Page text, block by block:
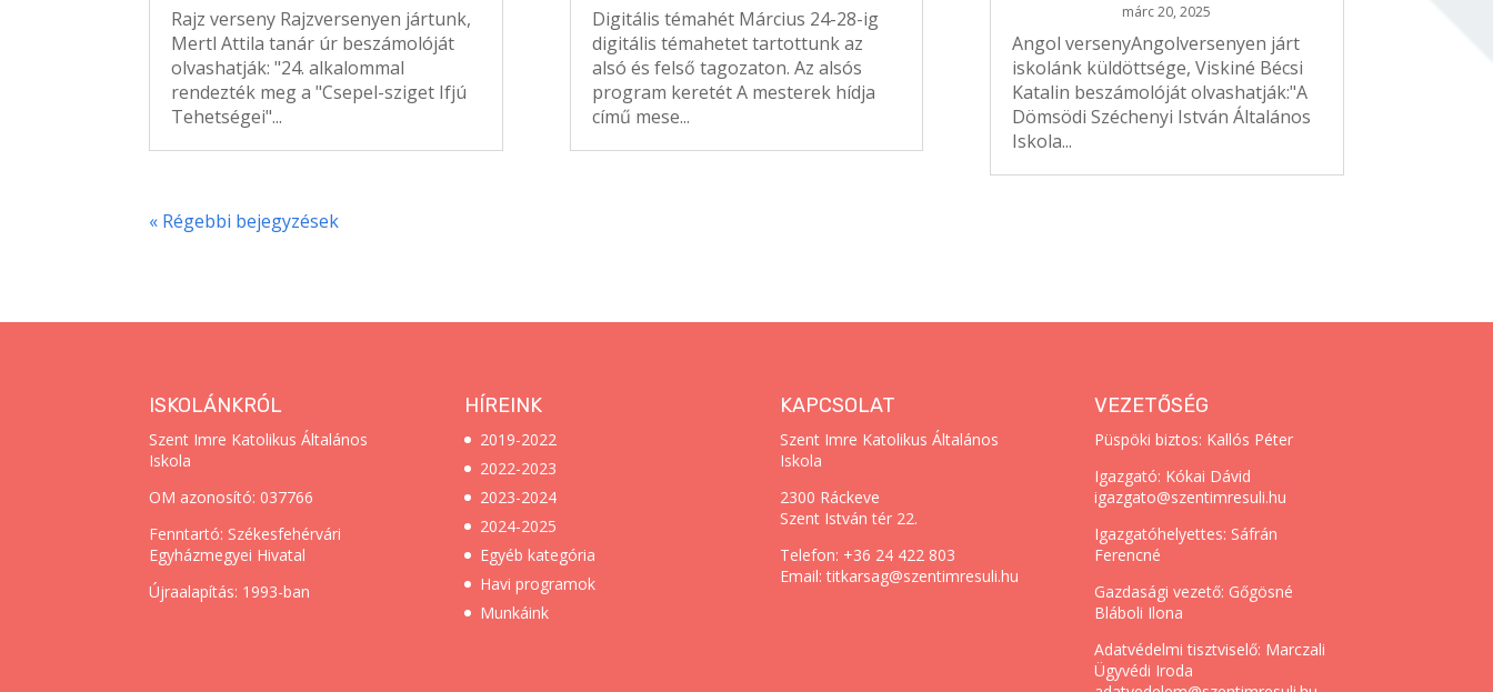
Rajz verseny Rajzversenyen jártunk,
Mertl Attila tanár úr beszámolóját
olvashatják: "24. alkalommal
rendezték meg a "Csepel-sziget Ifjú
Tehetségei"...
Digitális témahét Március 24-28-ig
digitális témahetet tartottunk az
alsó és felső tagozaton. Az alsós
program keretét A mesterek hídja
című mese...
márc 20, 2025
Angol versenyAngolversenyen járt
iskolánk küldöttsége, Viskiné Bécsi
Katalin beszámolóját olvashatják:"A
Dömsödi Széchenyi István Általános
Iskola...
« Régebbi bejegyzések
ISKOLÁNKRÓL
Szent Imre Katolikus Általános
Iskola
OM azonosító: 037766
Fenntartó: Székesfehérvári
Egyházmegyei Hivatal
Újraalapítás: 1993-ban
HÍREINK
2019-2022
2022-2023
2023-2024
2024-2025
Egyéb kategória
Havi programok
Munkáink
KAPCSOLAT
Szent Imre Katolikus Általános
Iskola
2300 Ráckeve
Szent István tér 22.
Telefon: +36 24 422 803
Email: titkarsag@szentimresuli.hu
VEZETŐSÉG
Püspöki biztos: Kallós Péter
Igazgató: Kókai Dávid
igazgato@szentimresuli.hu
Igazgatóhelyettes: Sáfrán
Ferencné
Gazdasági vezető: Gőgösné
Bláboli Ilona
Adatvédelmi tisztviselő: Marczali
Ügyvédi Iroda